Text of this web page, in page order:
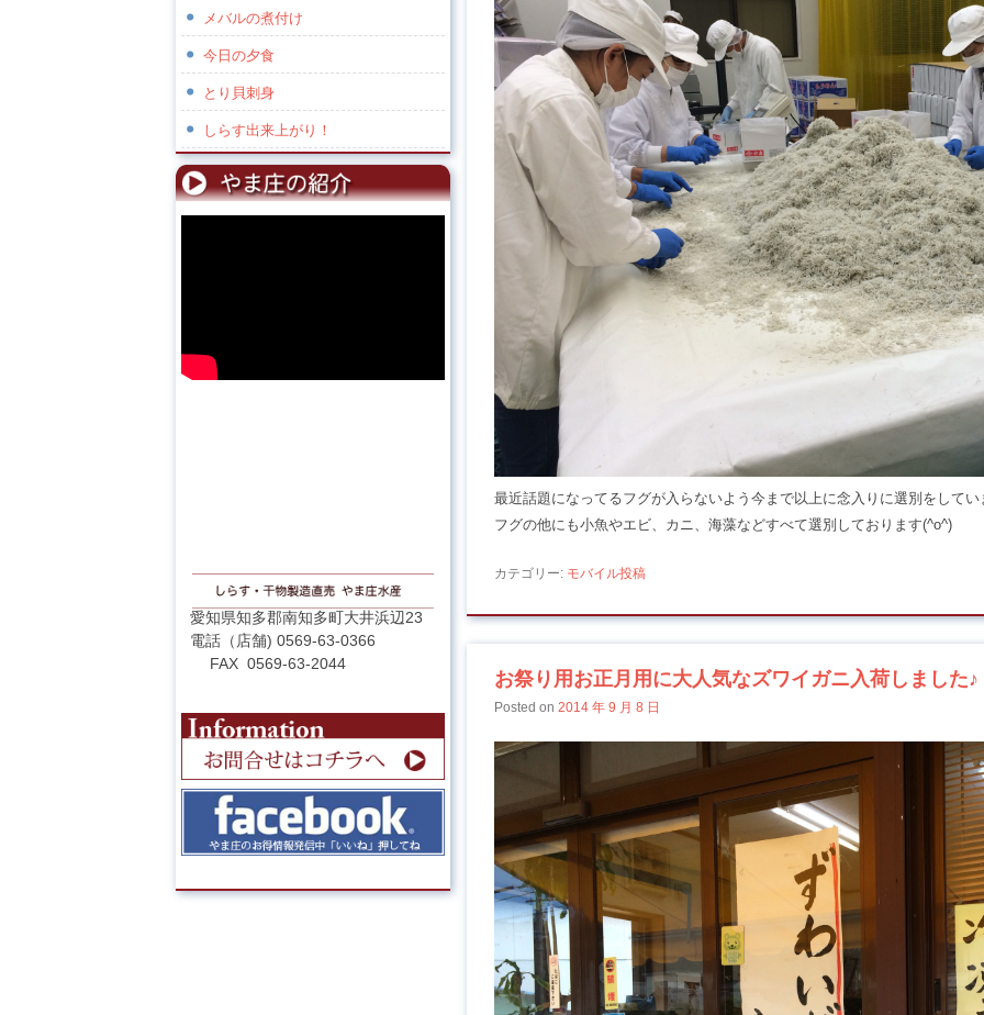
最近話題になってるフグが入らないよう今まで以上に念入りに選別をして
フグの他にも小魚やエビ、カニ、海藻などすべて選別しております(^o^)
カテゴリー: モバイル投稿
お祭り用お正月用に大人気なズワイガニ入荷しました♪
Posted on 2014 年 9 月 8 日
メバルの煮付け
今日の夕食
とり貝刺身
しらす出来上がり！
愛知県知多郡南知多町大井浜辺23
電話（店舗) 0569-63-0366
FAX 0569-63-2044